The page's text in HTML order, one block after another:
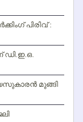
പിരിവ് :
ഡി.ഇ.ഒ.
മുങ്ങി